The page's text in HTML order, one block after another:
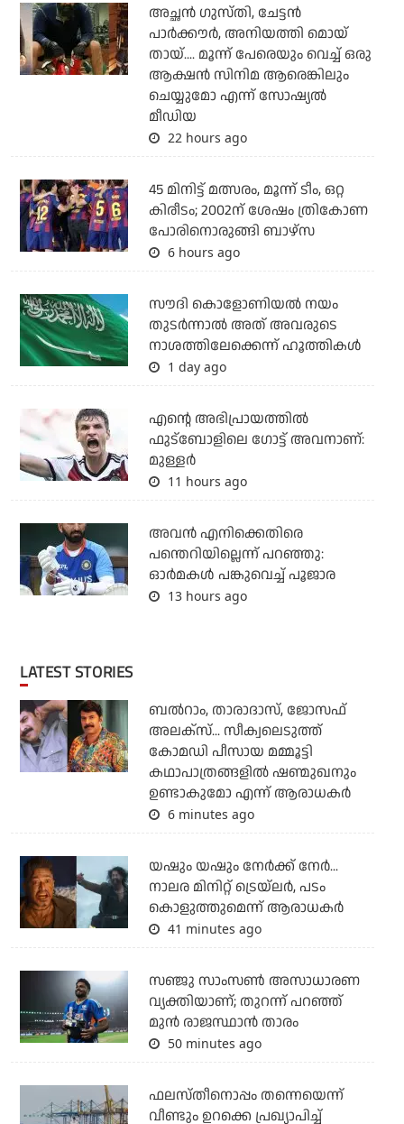
അച്ഛന്‍ ഗുസ്തി, ചേട്ടന്‍
പാര്‍ക്കൗര്‍, അനിയത്തി മൊയ്
തായ്.... മൂന്ന് പേരെയും വെച്ച് ഒരു
ആക്ഷന്‍ സിനിമ ആരെങ്കിലും
ചെയ്യുമോ എന്ന് സോഷ്യല്‍
മീഡിയ
22 hours ago
45 മിനിട്ട് മത്സരം, മൂന്ന് ടീം, ഒറ്റ
കിരീടം; 2002ന് ശേഷം ത്രികോണ
പോരിനൊരുങ്ങി ബാഴ്‌സ
6 hours ago
സൗദി കൊളോണിയല്‍ നയം
തുടര്‍ന്നാല്‍ അത് അവരുടെ
നാശത്തിലേക്കെന്ന് ഹൂത്തികള്‍
1 day ago
എന്റെ അഭിപ്രായത്തില്‍
ഫുട്‌ബോളിലെ ഗോട്ട് അവനാണ്:
മുള്ളര്‍
11 hours ago
അവന്‍ എനിക്കെതിരെ
പന്തെറിയില്ലെന്ന് പറഞ്ഞു:
ഓര്‍മകള്‍ പങ്കുവെച്ച് പൂജാര
13 hours ago
LATEST STORIES
ബല്‍റാം, താരാദാസ്, ജോസഫ്
അലക്‌സ്... സീക്വലെടുത്ത്
കോമഡി പീസായ മമ്മൂട്ടി
കഥാപാത്രങ്ങളില്‍ ഷണ്മുഖനും
ഉണ്ടാകുമോ എന്ന് ആരാധകര്‍
6 minutes ago
യഷും യഷും നേര്‍ക്ക് നേര്‍...
നാലര മിനിറ്റ് ട്രെയ്‌ലര്‍, പടം
കൊളുത്തുമെന്ന് ആരാധകര്‍
41 minutes ago
സഞ്ജു സാംസണ്‍ അസാധാരണ
വ്യക്തിയാണ്; തുറന്ന് പറഞ്ഞ്
മുന്‍ രാജസ്ഥാന്‍ താരം
50 minutes ago
ഫലസ്തീനൊപ്പം തന്നെയെന്ന്
വീണ്ടും ഉറക്കെ പ്രഖ്യാപിച്ച്